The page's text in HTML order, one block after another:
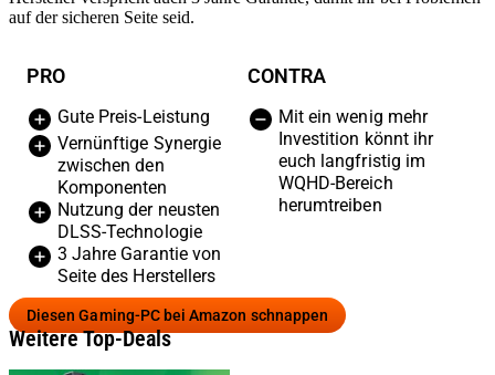
auf der sicheren Seite seid.
PRO
Gute Preis-Leistung
Vernünftige Synergie
zwischen den
Komponenten
Nutzung der neusten
DLSS-Technologie
3 Jahre Garantie von
Seite des Herstellers
CONTRA
Mit ein wenig mehr
Investition könnt ihr
euch langfristig im
WQHD-Bereich
herumtreiben
Diesen Gaming-PC bei Amazon schnappen
Weitere Top-Deals